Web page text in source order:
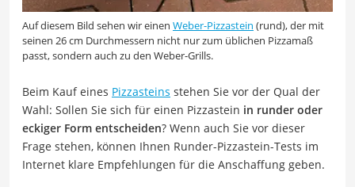
Auf diesem Bild sehen wir einen Weber-Pizzastein (rund), der mit
seinen 26 cm Durchmessern nicht nur zum üblichen Pizzamaß
passt, sondern auch zu den Weber-Grills.
Beim Kauf eines Pizzasteins stehen Sie vor der Qual der
Wahl: Sollen Sie sich für einen Pizzastein in runder oder
eckiger Form entscheiden? Wenn auch Sie vor dieser
Frage stehen, können Ihnen Runder-Pizzastein-Tests im
Internet klare Empfehlungen für die Anschaffung geben.